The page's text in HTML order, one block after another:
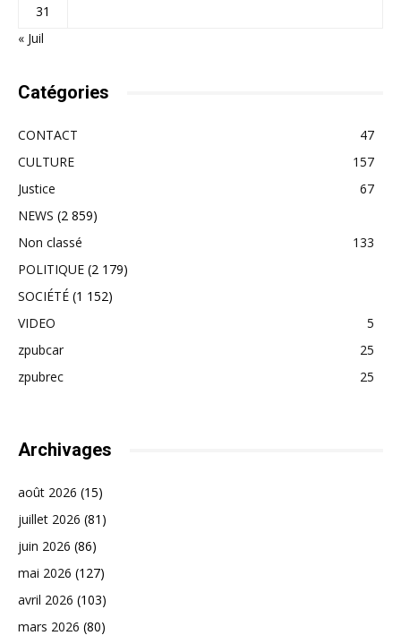
31
« Juil
Catégories
CONTACT
47
CULTURE
157
Justice
67
NEWS (2 859)
Non classé
133
POLITIQUE (2 179)
SOCIÉTÉ (1 152)
VIDEO
5
zpubcar
25
zpubrec
25
Archivages
août 2026 (15)
juillet 2026 (81)
juin 2026 (86)
mai 2026 (127)
avril 2026 (103)
mars 2026 (80)